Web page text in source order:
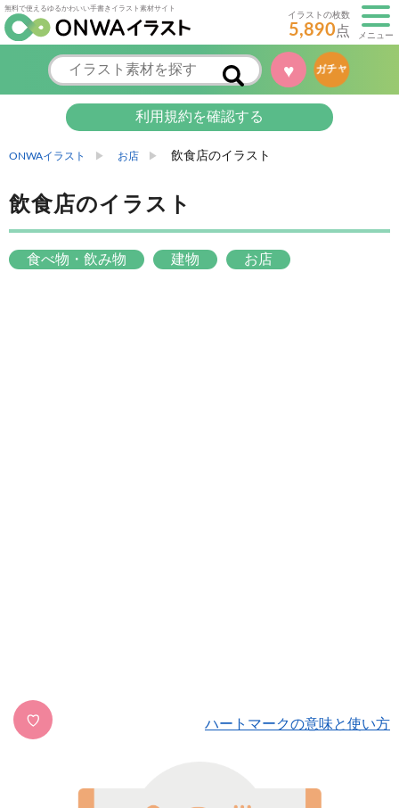
無料で使えるゆるかわいい手書きイラスト素材サイト
イラストの枚数
5,890点 メニュー
♥ ガチャ
利用規約を確認する
ONWAイラスト お店 飲食店のイラスト
飲食店のイラスト
食べ物・飲み物 建物 お店
♡ ハートマークの意味と使い方